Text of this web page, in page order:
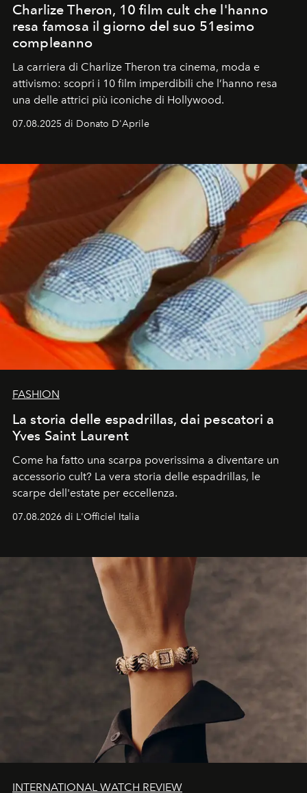
Charlize Theron, 10 film cult che l'hanno
resa famosa il giorno del suo 51esimo
compleanno
La carriera di Charlize Theron tra cinema, moda e
attivismo: scopri i 10 film imperdibili che l’hanno resa
una delle attrici più iconiche di Hollywood.
07.08.2025 di Donato D'Aprile
FASHION
La storia delle espadrillas, dai pescatori a
Yves Saint Laurent
Come ha fatto una scarpa poverissima a diventare un
accessorio cult? La vera storia delle espadrillas, le
scarpe dell'estate per eccellenza.
07.08.2026 di L'Officiel Italia
INTERNATIONAL WATCH REVIEW